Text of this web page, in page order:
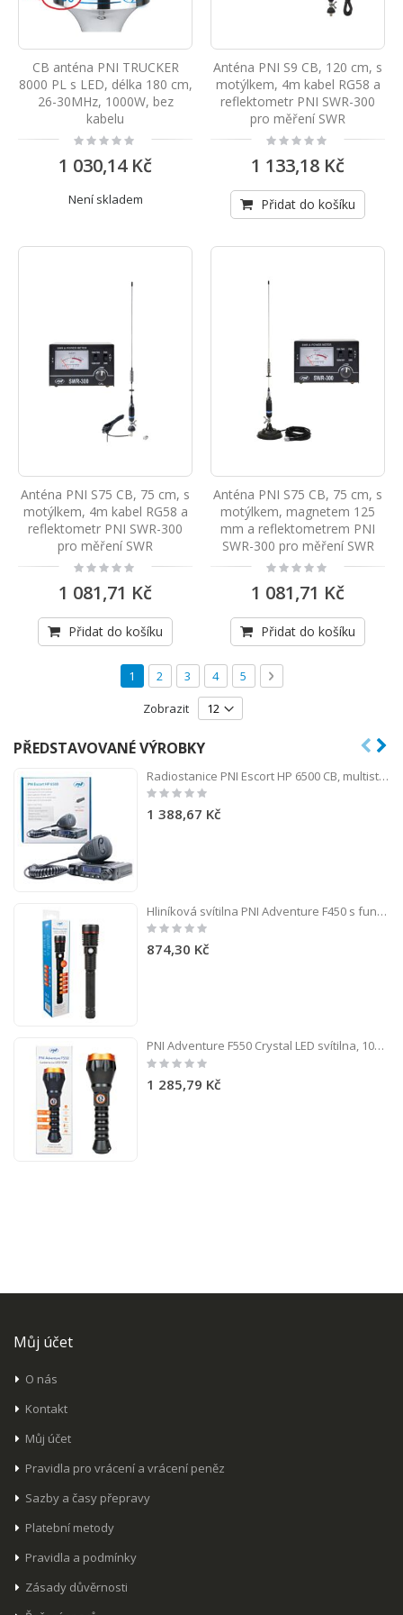
CB anténa PNI TRUCKER
8000 PL s LED, délka 180 cm,
26-30MHz, 1000W, bez
kabelu
Rating:
0%
1 030,14 Kč
Není skladem
Anténa PNI S9 CB, 120 cm, s
motýlkem, 4m kabel RG58 a
reflektometr PNI SWR-300
pro měření SWR
Rating:
0%
1 133,18 Kč
Přidat do košíku
Anténa PNI S75 CB, 75 cm, s
motýlkem, 4m kabel RG58 a
reflektometr PNI SWR-300
pro měření SWR
Rating:
0%
1 081,71 Kč
Přidat do košíku
Anténa PNI S75 CB, 75 cm, s
motýlkem, magnetem 125
mm a reflektometrem PNI
SWR-300 pro měření SWR
Rating:
0%
1 081,71 Kč
Přidat do košíku
Stránka
Právě si prohlížíte stránku
1 Stránka
2 Stránka
3 Stránka
4 Stránka
5 Stránka
Následující
Zobrazit
PŘEDSTAVOVANÉ VÝROBKY
Radiostanice PNI Escort HP 6500 CB, multistandard, 4W, AM-FM, 12V, ASQ, RF Gain, zástrčka do zapalovače součástí balení AM/FM přepínač pouze v pásmu EU
Rating:
0%
1 388,67 Kč
Hliníková svítilna PNI Adventure F450 s funkcí zaostřování a BOOST, 20W LED, 1500 lm až 450 m, IPX5, powerbanka s USB výstupem, nabíjení přes USB, baterie 4400 mAh součástí balení, výdrž 10 hodin nepřetržitě.
Rating:
0%
874,30 Kč
PNI Adventure F550 Crystal LED svítilna, 10W, hliník, 2500lm, až 700m, IPX6, baterie 4000mAh v ceně, nabíjení USB typu C
Rating:
0%
1 285,79 Kč
Můj účet
O nás
Kontakt
Můj účet
Pravidla pro vrácení a vrácení peněz
Sazby a časy přepravy
Platební metody
Pravidla a podmínky
Zásady důvěrnosti